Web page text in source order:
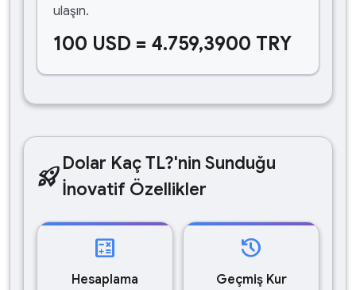
ulaşın.
100 USD = 4.759,3900 TRY
rocket_launchDolar Kaç TL?'nin Sunduğu
İnovatif Özellikler
calculate
Hesaplama
history
Geçmiş Kur